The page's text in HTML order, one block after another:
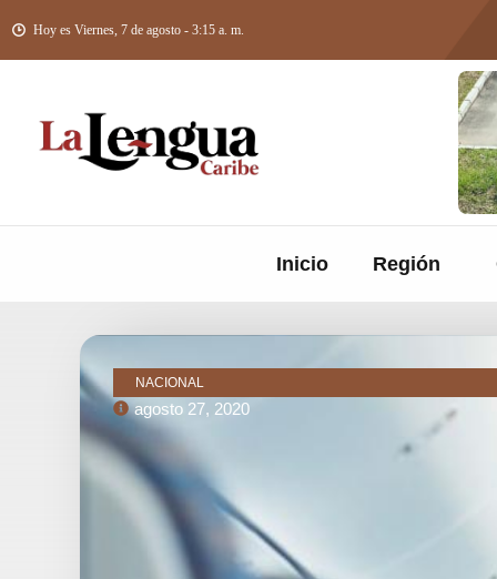
Hoy es Viernes, 7 de agosto - 3:15 a. m.
Inicio Región
NACIONAL
agosto 27, 2020